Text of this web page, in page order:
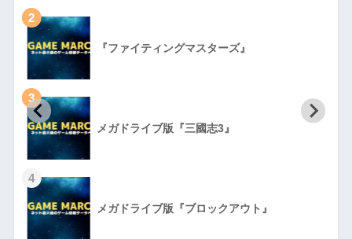
2
『ファイティングマスターズ』
3
メガドライブ版『三國志3』
4
メガドライブ版『ブロックアウト』